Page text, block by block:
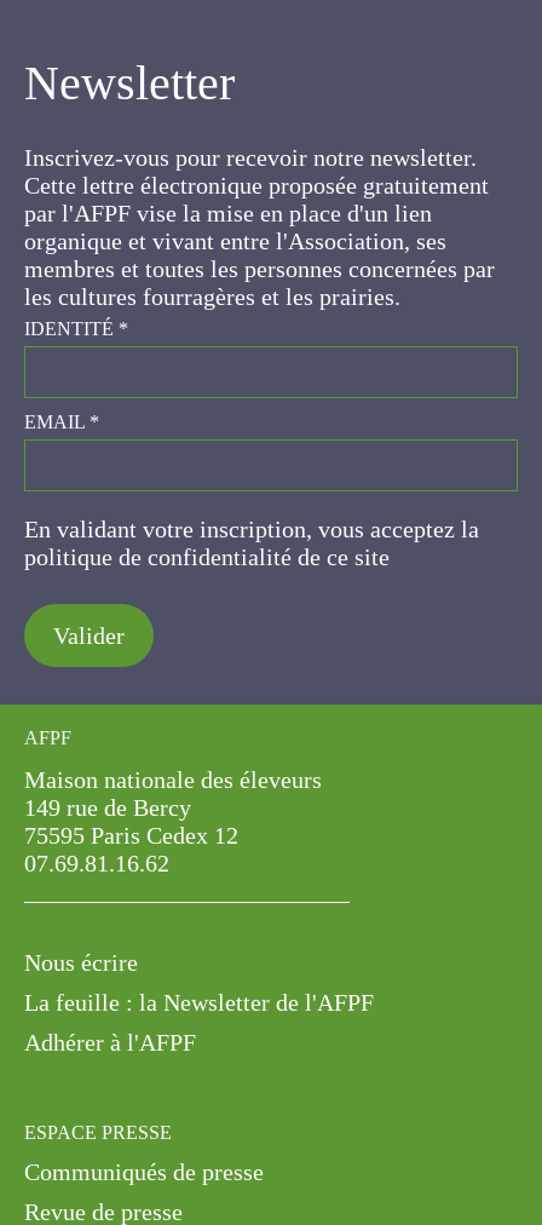
Newsletter
Cette lettre électronique proposée
gratuitement par l'AFPF vise la mise en place
d'un lien organique et vivant entre l'Association,
ses membres et toutes les personnes
concernées par les cultures fourragères et les
prairies.
IDENTITÉ*
EMAIL*
En validant votre inscription, vous acceptez la
politique de confidentialité de ce site
Valider
AFPF
Maison nationale des éleveurs
149 rue de Bercy
75595 Paris Cedex 12
07.69.81.16.62
Nous écrire
La feuille : la Newsletter de l'AFPF
Adhérer à l'AFPF
ESPACE PRESSE
Communiqués de presse
Revue de presse